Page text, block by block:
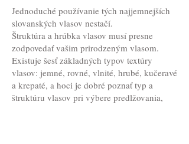
Jednoduché používanie tých najjemnejších
slovanských vlasov nestačí.
Štruktúra a hrúbka vlasov musí presne
zodpovedať vašim prirodzeným vlasom.
Existuje šesť základných typov textúry
vlasov: jemné, rovné, vlnité, hrubé, kučeravé
a krepaté, a hoci je dobré poznať typ a
štruktúru vlasov pri výbere predlžovania,